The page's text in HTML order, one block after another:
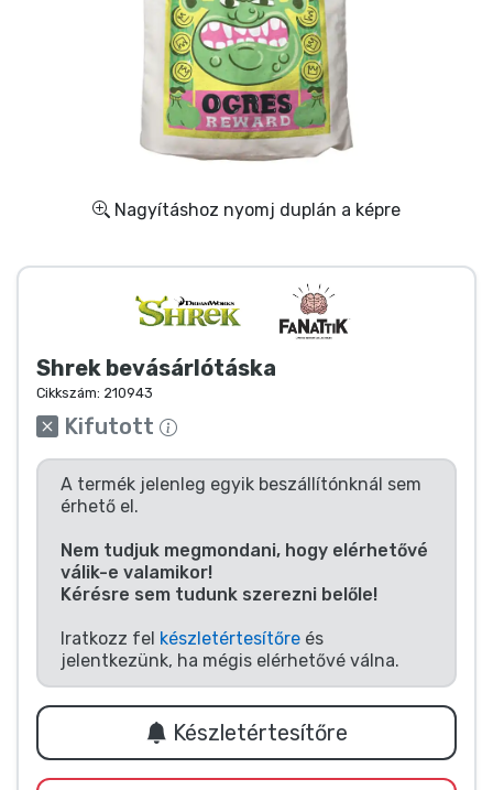
Nagyításhoz nyomj duplán a képre
Shrek bevásárlótáska
Cikkszám: 210943
Kifutott
A termék jelenleg egyik beszállítónknál sem
érhető el.
Nem tudjuk megmondani, hogy elérhetővé
válik-e valamikor!
Kérésre sem tudunk szerezni belőle!
Iratkozz fel készletértesítőre és
jelentkezünk, ha mégis elérhetővé válna.
Készletértesítőre
Ajándékkártya
Szállítás és fizetés
Sorozatos cuccok
Animés cuccok
Gamer cuccok
Sportos cuccok
Zenés cuccok
Terméktípusok
Márkák